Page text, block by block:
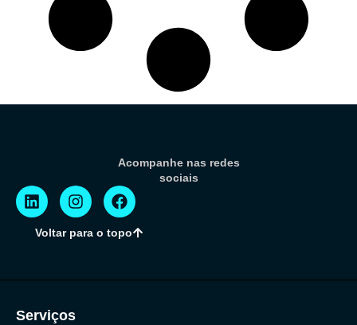
Acompanhe nas redes
sociais
Voltar para o topo
Serviços